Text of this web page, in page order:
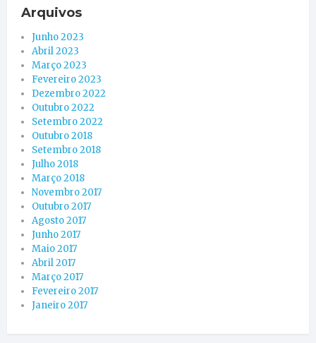
Arquivos
Junho 2023
Abril 2023
Março 2023
Fevereiro 2023
Dezembro 2022
Outubro 2022
Setembro 2022
Outubro 2018
Setembro 2018
Julho 2018
Março 2018
Novembro 2017
Outubro 2017
Agosto 2017
Junho 2017
Maio 2017
Abril 2017
Março 2017
Fevereiro 2017
Janeiro 2017